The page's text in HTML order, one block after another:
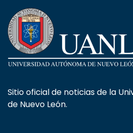
Sitio oficial de noticias de la
de Nuevo León.